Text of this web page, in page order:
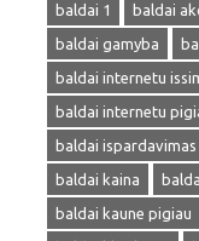
baldai 1
baldai
baldai gamyba
baldai internetu
baldai internetu
baldai ispardavimas
baldai kaina
baldai kaune pigiau